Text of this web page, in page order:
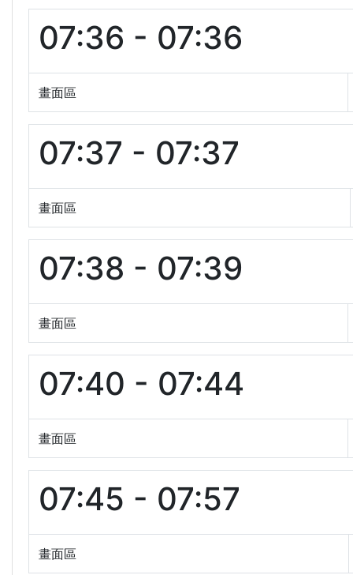
07:36 - 07:36
畫面區
07:37 - 07:37
畫面區
07:38 - 07:39
畫面區
07:40 - 07:44
畫面區
07:45 - 07:57
畫面區